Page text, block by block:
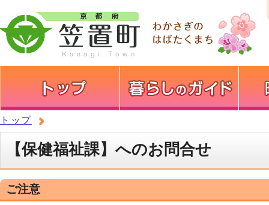
トップ
【保健福祉課】へのお問合せ
ご注意